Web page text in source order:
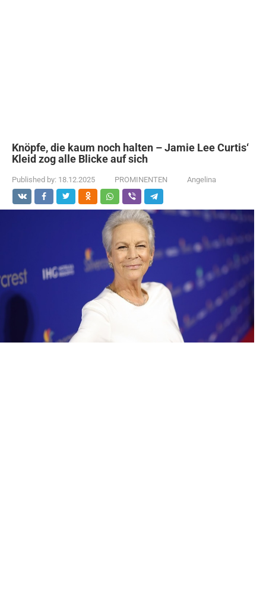
Knöpfe, die kaum noch halten – Jamie Lee Curtis‘
Kleid zog alle Blicke auf sich
Published by: 18.12.2025 PROMINENTEN Angelina